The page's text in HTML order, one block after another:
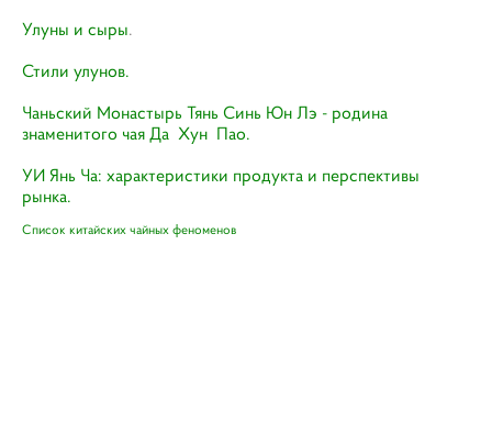
Улуны и сыры.
Стили улунов.
Чаньский Монастырь Тянь Синь Юн Лэ - родина
знаменитого чая Да Хун Пао.
УИ Янь Ча: характеристики продукта и перспективы
рынка.
Список китайских чайных феноменов